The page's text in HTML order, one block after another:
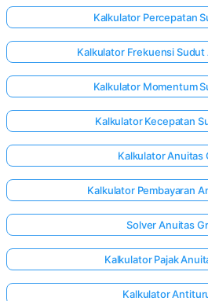
Kalkulator Percepatan
Kalkulator Frekuensi Sudut
Kalkulator Momentum
Kalkulator Kecepatan
Kalkulator Anuitas
Kalkulator Pembayaran
Solver Anuitas
Kalkulator Pajak
Kalkulator